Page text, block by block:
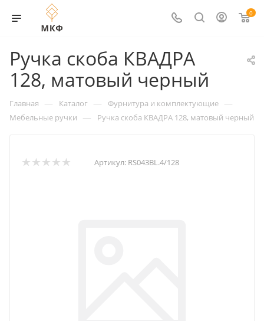
0
Ручка скоба КВАДРА
128, матовый черный
Главная — Каталог — Фурнитура и комплектующие —
Мебельные ручки — Ручка скоба КВАДРА 128, матовый черный
Артикул: RS043BL.4/128